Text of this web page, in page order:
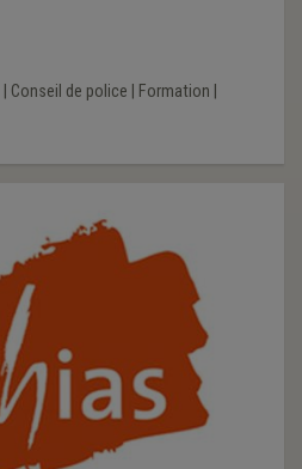
Conseil de police Formation